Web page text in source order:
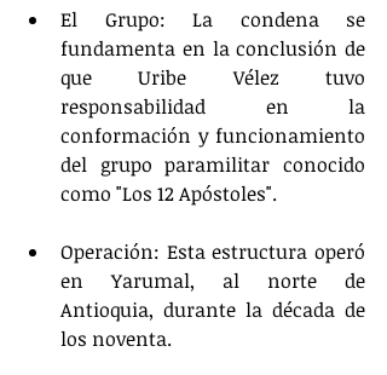
El Grupo: La condena se
fundamenta en la conclusión de
que Uribe Vélez tuvo
responsabilidad en la
conformación y funcionamiento
del grupo paramilitar conocido
como "Los 12 Apóstoles".
Operación: Esta estructura operó
en Yarumal, al norte de
Antioquia, durante la década de
los noventa.